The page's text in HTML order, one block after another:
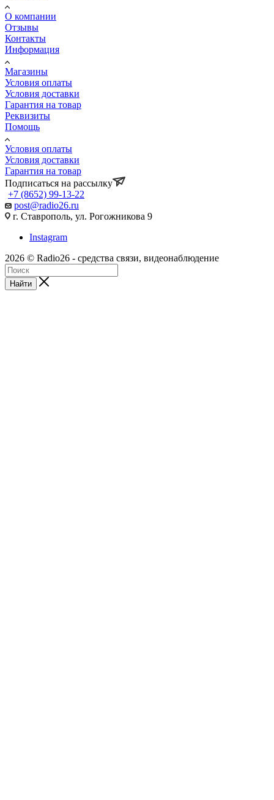
О компании
Отзывы
Контакты
Информация
Магазины
Условия оплаты
Условия доставки
Гарантия на товар
Реквизиты
Помощь
Условия оплаты
Условия доставки
Гарантия на товар
Подписаться на рассылку
+7 (8652) 99-13-22
post@radio26.ru
г. Ставрополь, ул. Рогожникова 9
Instagram
2026 © Radio26 - средства связи, видеонаблюдение
Найти